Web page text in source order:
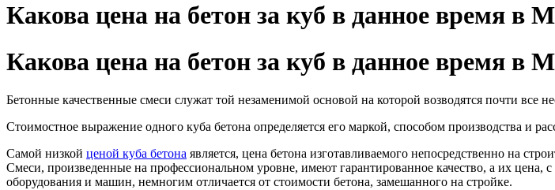
Какова цена на бетон за куб в данное время в
Какова цена на бетон за куб в данное время в
Бетонные качественные смеси служат той незаменимой основой на которой возводятся почти все
Стоимостное выражение одного куба бетона определяется его маркой, способом производства и
Самой низкой ценой куба бетона является, цена бетона изготавливаемого непосредственно на
Смеси, произведенные на профессиональном уровне, имеют гарантированное качество, а их цена,
оборудования и машин, немногим отличается от стоимости бетона, замешанного на стройке.